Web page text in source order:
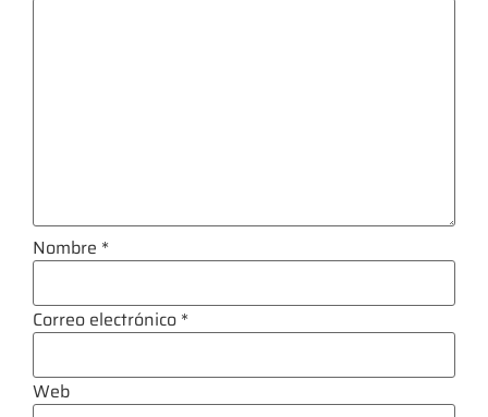
Nombre *
Correo electrónico *
Web